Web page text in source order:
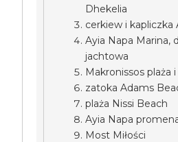
Dhekelia
cerkiew i kapliczka
Ayia Napa Marina,
jachtowa
Makronissos plaża
zatoka Adams
plaża Nissi Beach
Ayia Napa
Most Miłości